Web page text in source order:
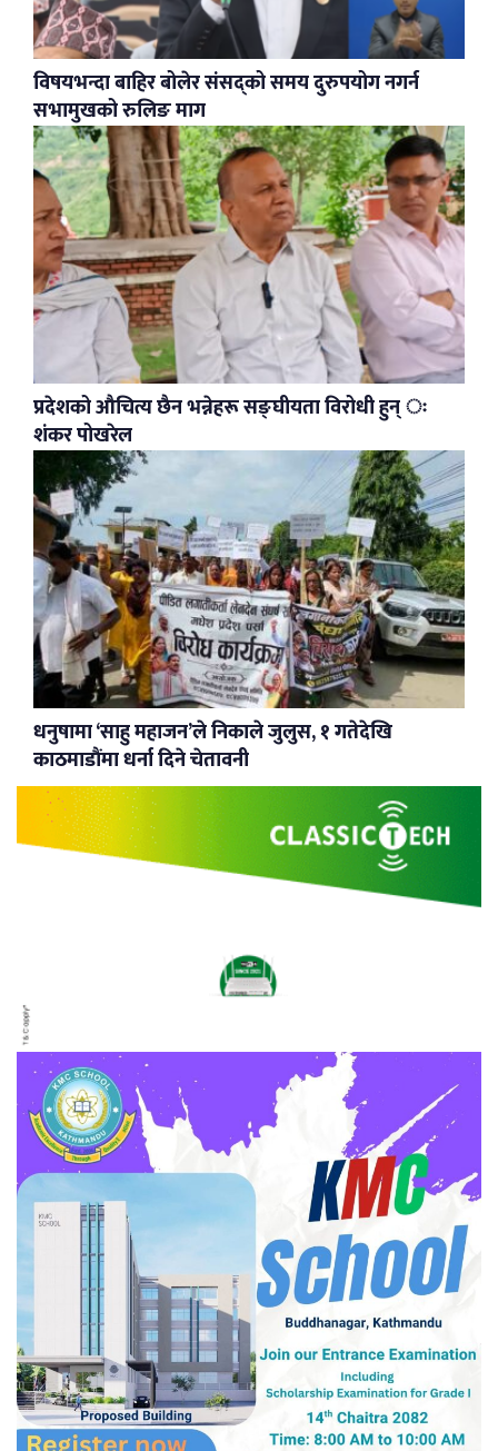
विषयभन्दा बाहिर बोलेर संसद्को समय दुरुपयोग नगर्न
सभामुखको रुलिङ माग
प्रदेशको औचित्य छैन भन्नेहरू सङ्घीयता विरोधी हुन् ः
शंकर पोखरेल
धनुषामा ‘साहु महाजन’ले निकाले जुलुस, १ गतेदेखि
काठमाडौंमा धर्ना दिने चेतावनी